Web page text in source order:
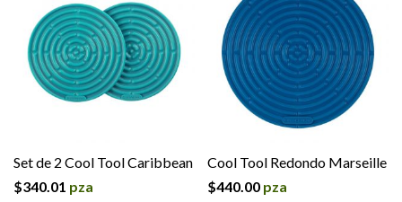
Set de 2 Cool Tool Caribbean
$340.01 pza
Cool Tool Redondo Marseille
$440.00 pza